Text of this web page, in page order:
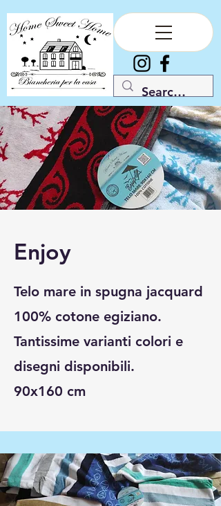
Enjoy
Telo mare in spugna jacquard
100% cotone egiziano.
Tantissime varianti colori e
disegni disponibili.
90x160 cm